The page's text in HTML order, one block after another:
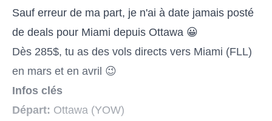
Sauf erreur de ma part, je n'ai à date jamais posté
de deals pour Miami depuis Ottawa 😀
Dès 285$, tu as des vols directs vers Miami (FLL)
en mars et en avril 😉
Infos clés
Départ: Ottawa (YOW)